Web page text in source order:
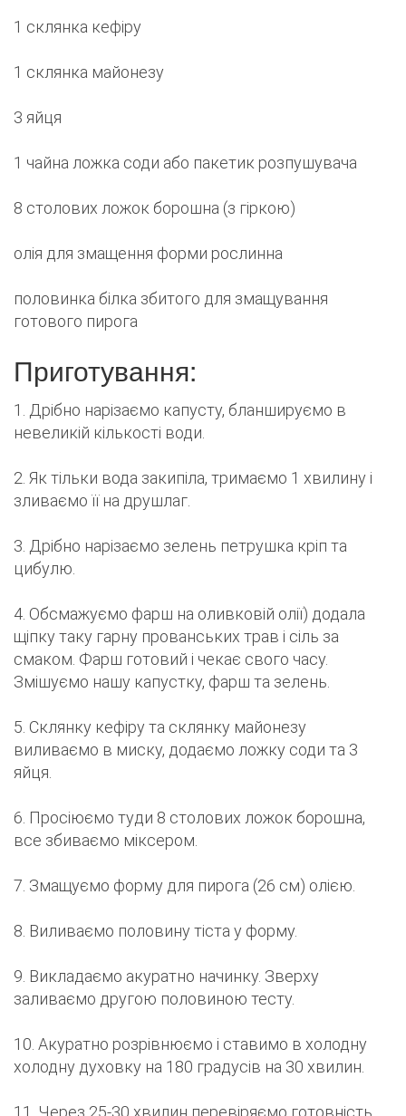
1 склянка кефіру
1 склянка майонезу
3 яйця
1 чайна ложка соди або пакетик розпушувача
8 столових ложок борошна (з гіркою)
олія для змащення форми рослинна
половинка білка збитого для змащування
готового пирога
Приготування:
1. Дрібно нарізаємо капусту, бланшируємо в
невеликій кількості води.
2. Як тільки вода закипіла, тримаємо 1 хвилину і
зливаємо її на друшлаг.
3. Дрібно нарізаємо зелень петрушка кріп та
цибулю.
4. Обсмажуємо фарш на оливковій олії) додала
щіпку таку гарну прованських трав і сіль за
смаком. Фарш готовий і чекає свого часу.
Змішуємо нашу капустку, фарш та зелень.
5. Склянку кефіру та склянку майонезу
виливаємо в миску, додаємо ложку соди та 3
яйця.
6. Просіюємо туди 8 столових ложок борошна,
все збиваємо міксером.
7. Змащуємо форму для пирога (26 см) олією.
8. Виливаємо половину тіста у форму.
9. Викладаємо акуратно начинку. Зверху
заливаємо другою половиною тесту.
10. Акуратно розрівнюємо і ставимо в холодну
холодну духовку на 180 градусів на 30 хвилин.
11. Через 25-30 хвилин перевіряємо готовність